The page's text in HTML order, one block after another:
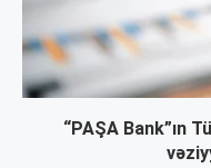
“PAŞA Bank”ın